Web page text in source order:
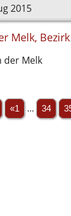
2015
Melk,
der Melk
«1 ... 34